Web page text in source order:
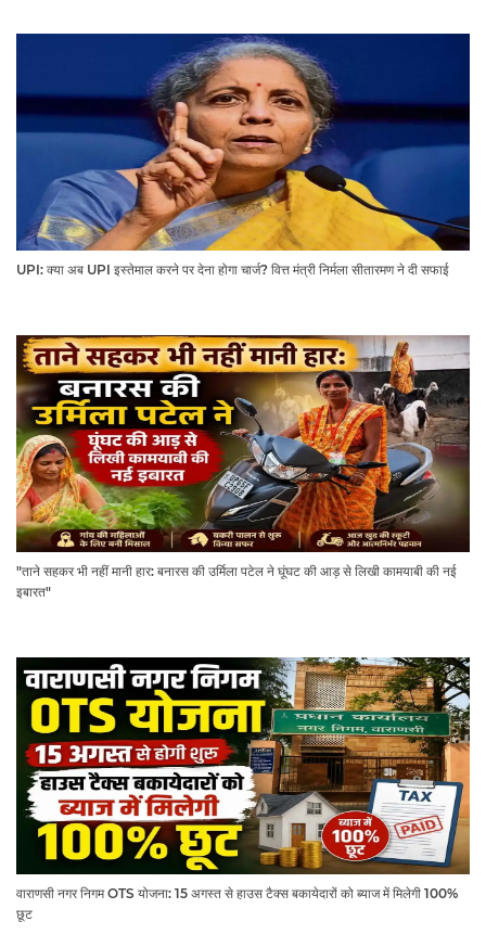
UPI: क्या अब UPI इस्तेमाल करने पर देना होगा चार्ज? वित्त मंत्री निर्मला सीतारमण ने दी सफाई
"ताने सहकर भी नहीं मानी हार: बनारस की उर्मिला पटेल ने घूंघट की आड़ से लिखी कामयाबी की नई
इबारत"
वाराणसी नगर निगम OTS योजना: 15 अगस्त से हाउस टैक्स बकायेदारों को ब्याज में मिलेगी 100%
छूट